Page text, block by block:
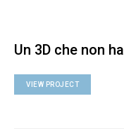
Un 3D che non
VIEW PROJECT